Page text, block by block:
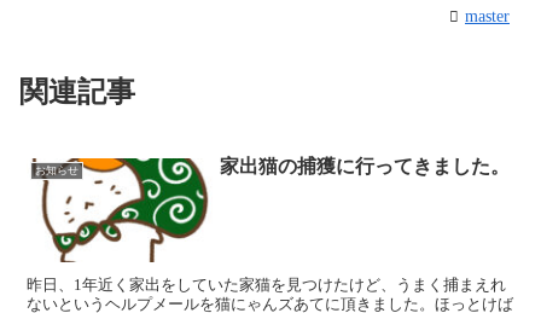
master
関連記事
お知らせ 家出猫の捕獲に行ってきました。
昨日、1年近く家出をしていた家猫を見つけたけど、うまく捕まえれ
ないというヘルプメールを猫にゃんズあてに頂きました。ほっとけば